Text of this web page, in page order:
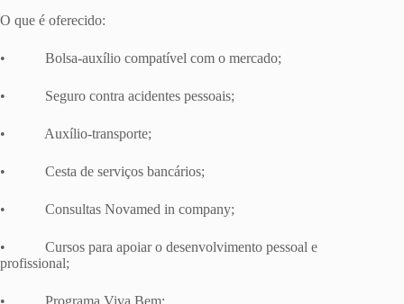
O que é oferecido:
• Bolsa-auxílio compatível com o mercado;
• Seguro contra acidentes pessoais;
• Auxílio-transporte;
• Cesta de serviços bancários;
• Consultas Novamed in company;
• Cursos para apoiar o desenvolvimento pessoal e
profissional;